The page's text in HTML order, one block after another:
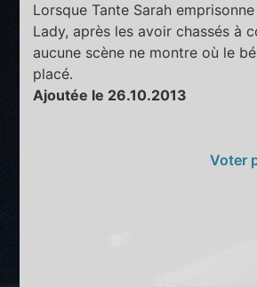
Lorsque Tante Sarah
Lady, après les avoir chassés à
aucune scène ne montre où le
placé.
Ajoutée le 26.10.2013
Voter